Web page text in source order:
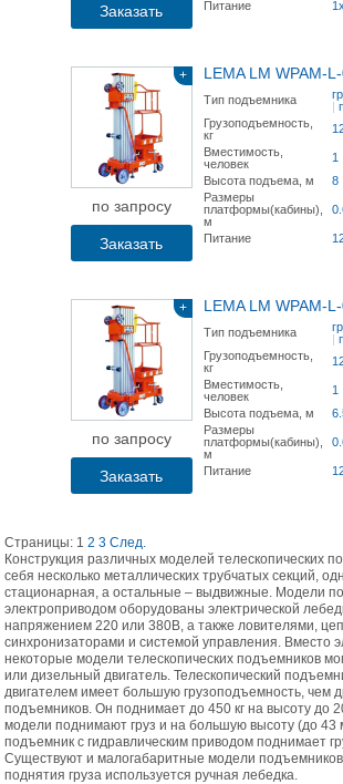
Заказать Питание
+
по запросу
Заказать
LEMA LM WPAM-
Тип подъемника
|
Грузоподъемность,
кг
Вместимость,
человек
1
Высота подъема, м
8
Размеры
платформы(кабины),
м
Питание
+
по запросу
Заказать
LEMA LM WPAM-
Тип подъемника
|
Грузоподъемность,
кг
Вместимость,
человек
1
Высота подъема, м
Размеры
платформы(кабины),
м
Питание
Страницы: 1 2 3 След.
Конструкция различных моделей телескопических
себя несколько металлических трубчатых секций,
стационарная, а остальные – выдвижные. Модели
электроприводом оборудованы электрической
напряжением 220 или 380В, а также ловителями,
синхронизаторами и системой управления. Вместо
некоторые модели телескопических подъемников
или дизельный двигатель. Телескопический
двигателем имеет большую грузоподъемность, чем
подъемников. Он поднимает до 450 кг на высоту до
модели поднимают груз и на большую высоту (до 43
подъемник с гидравлическим приводом поднимает
Существуют и малогабаритные модели
поднятия груза используется ручная лебедка.